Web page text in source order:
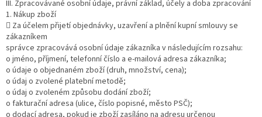
III. Zpracovávané osobní údaje, právní základ, účely a doba zpracování
1. Nákup zboží
 Za účelem přijetí objednávky, uzavření a plnění kupní smlouvy se
zákazníkem
správce zpracovává osobní údaje zákazníka v následujícím rozsahu:
o jméno, příjmení, telefonní číslo a e-mailová adresa zákazníka;
o údaje o objednaném zboží (druh, množství, cena);
o údaj o zvolené platební metodě;
o údaj o zvoleném způsobu dodání zboží;
o fakturační adresa (ulice, číslo popisné, město PSČ);
o dodací adresa, pokud je zboží zasíláno na adresu určenou